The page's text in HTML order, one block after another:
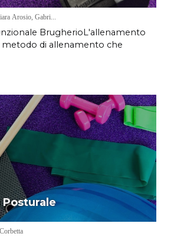
Arosio, Gabri...
BrugherioL'allenamento
di allenamento che